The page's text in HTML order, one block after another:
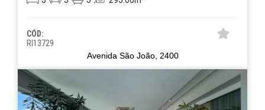
CÓD:
RI13729
Avenida São João, 2400